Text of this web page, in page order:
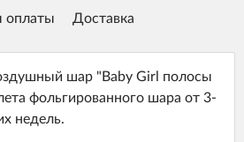
оплаты Доставка
шар "Baby Girl полосы
фольгированного шара от 3-
недель.